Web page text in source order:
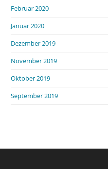
Februar 2020
Januar 2020
Dezember 2019
November 2019
Oktober 2019
September 2019